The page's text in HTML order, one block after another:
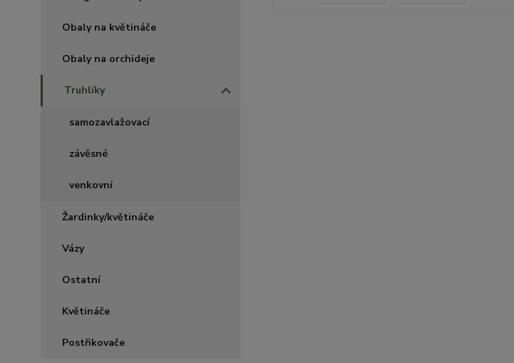
Obaly na květináče
Obaly na orchideje
Truhlíky
samozavlažovací
závěsné
venkovní
Žardinky/květináče
Vázy
Ostatní
Květináče
Postřikovače